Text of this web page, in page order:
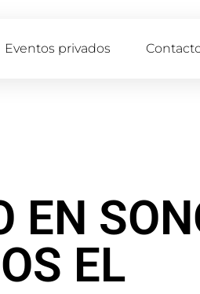
Eventos privados
EN
EL